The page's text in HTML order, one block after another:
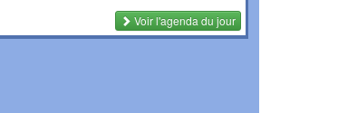
Voir l'agenda du jour